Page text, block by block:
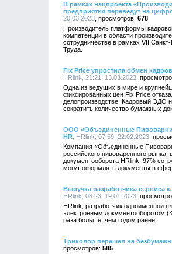
В рамках нацпроекта
предприятия переведут на
20.03.2023
678
Производитель платформы
компетенций в области
сотрудничестве в рамках VII
Труда.
Fix Price упростила обмен
HRlink, 21:21, 13.03.2023
Одна из ведущих в мире и
фиксированных цен Fix Price
делопроизводстве. Кадровый ЭДО
сократить количество бумажных
ООО «Объединенные
HR , HRlink, 07:59, 22.02.2023
Компания «Объединенные
российского пивоваренного рынка,
документооборота HRlink. 97%
могут оформлять документы в
Выручка разработчика сервиса
HRlink, 08:23, 19.01.2023
HRlink, разработчик одноименной
электронным документооборотом
раза больше, чем годом ранее.
Триколор перешел на
585